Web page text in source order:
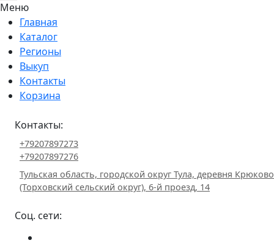
Меню
Главная
Каталог
Регионы
Выкуп
Контакты
Корзина
Контакты:
+79207897273
+79207897276
Тульская область, городской округ Тула, деревня Крюково
(Торховский сельский округ), 6-й проезд, 14
Соц. сети: